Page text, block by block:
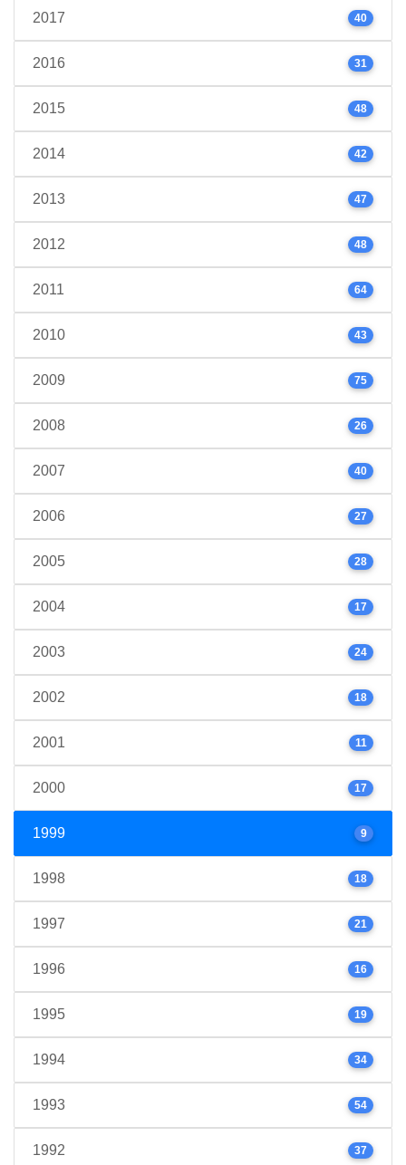
2017 40
2016 31
2015 48
2014 42
2013 47
2012 48
2011 64
2010 43
2009 75
2008 26
2007 40
2006 27
2005 28
2004 17
2003 24
2002 18
2001 11
2000 17
1999 9
1998 18
1997 21
1996 16
1995 19
1994 34
1993 54
1992 37